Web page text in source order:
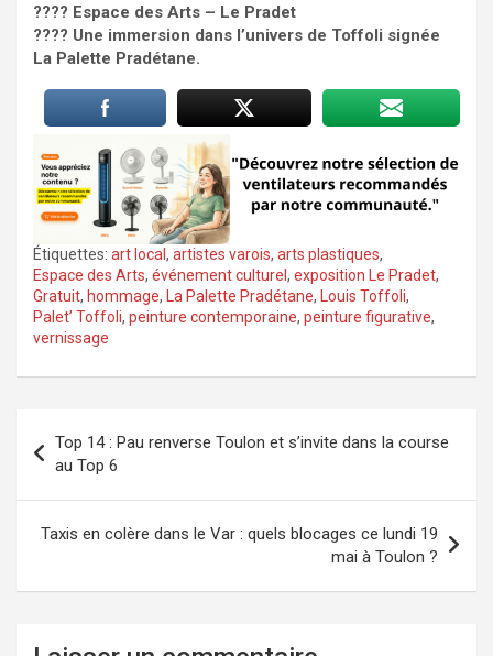
???? Espace des Arts – Le Pradet
???? Une immersion dans l’univers de Toffoli signée
La Palette Pradétane.
Étiquettes: art local , artistes varois, arts plastiques,
Espace des Arts, événement culturel , exposition Le Pradet,
Gratuit, hommage, La Palette Pradétane, Louis Toffoli,
Palet’ Toffoli, peinture contemporaine, peinture figurative,
vernissage
de
l’article
Top 14 : Pau renverse Toulon et s’invite dans la course
au Top 6
Taxis en colère dans le Var : quels blocages ce lundi 19
mai à Toulon ?